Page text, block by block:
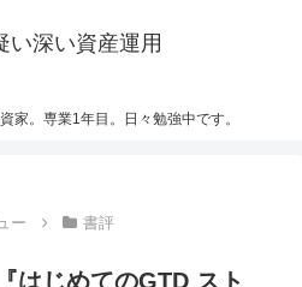
い深い資産運用
家。専業1年目。日々勉強中です。
ー 書評
はじめてのGTD スト